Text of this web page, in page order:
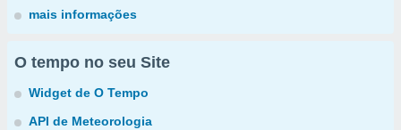
mais informações
O tempo no seu Site
Widget de O Tempo
API de Meteorologia